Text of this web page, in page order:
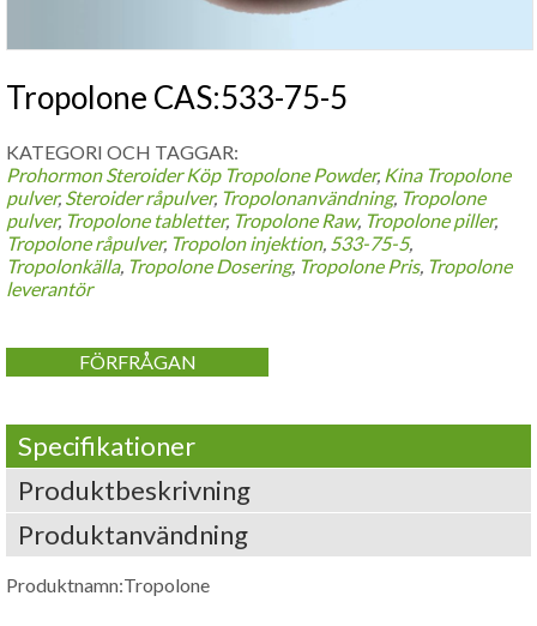
Tropolone CAS:533-75-5
KATEGORI OCH TAGGAR:
Prohormon Steroider Köp Tropolone Powder, Kina Tropolone
pulver, Steroider råpulver, Tropolonanvändning, Tropolone
pulver, Tropolone tabletter, Tropolone Raw, Tropolone piller,
Tropolone råpulver, Tropolon injektion, 533-75-5,
Tropolonkälla, Tropolone Dosering, Tropolone Pris, Tropolone
leverantör
FÖRFRÅGAN
Specifikationer
Produktbeskrivning
Produktanvändning
Produktnamn:Tropolone